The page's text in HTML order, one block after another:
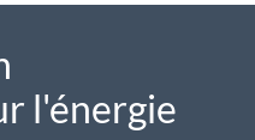
l'énergie